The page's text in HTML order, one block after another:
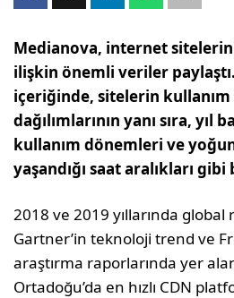
Medianova, internet
ilişkin önemli veriler
içeriğinde, sitelerin kullanım
dağılımlarının yanı sıra, yıl
kullanım dönemleri ve
yaşandığı saat aralıkları gibi
2018 ve 2019 yıllarında
Gartner’in teknoloji trend ve
araştırma raporlarında yer
Ortadoğu’da en hızlı CDN